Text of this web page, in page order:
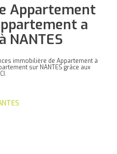
Appartement
a
NANTES
immobilière de Appartement à
sur NANTES grâce aux